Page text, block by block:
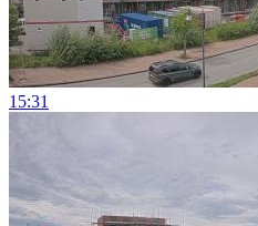
15:31